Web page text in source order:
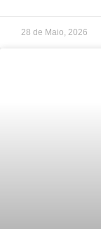
28 de Maio, 2026